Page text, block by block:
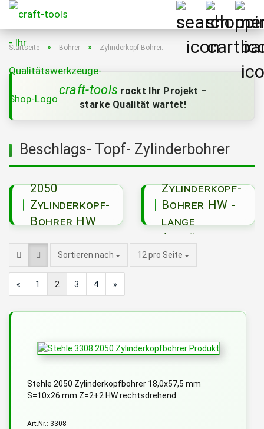
Startseite » Bohrer » Zylinderkopf-Bohrer.
craft-tools rockt Ihr Projekt –
starke Qualität wartet!
Beschlags- Topf- Zylinderbohrer
2050
Zylinderkopf-
Bohrer HW
Zylinderkopf-
Bohrer HW -
lange
Ausführung
Sortieren nach 12 pro Seite
pro Seite
« 1 2 3 4 »
Stehle 2050 Zylinderkopfbohrer 18,0x57,5 mm
S=10x26 mm Z=2+2 HW rechtsdrehend
Art.Nr.: 3308